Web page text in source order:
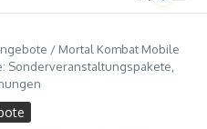
/ Mortal Kombat Mobile
Sonderveranstaltungspakete,